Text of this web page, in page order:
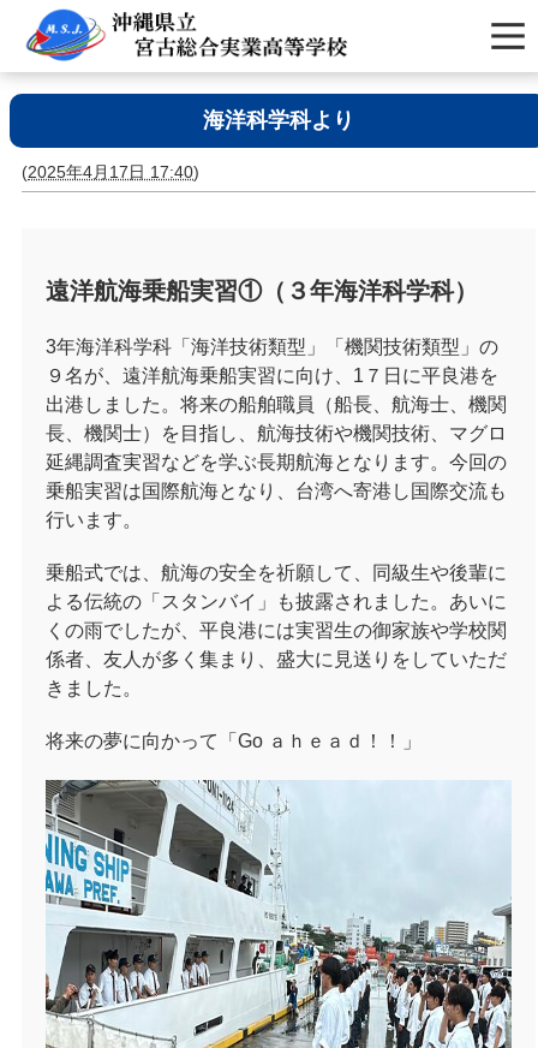
海洋科学科より
(2025年4月17日 17:40)
遠洋航海乗船実習①（３年海洋科学科）
3年海洋科学科「海洋技術類型」「機関技術類型」の
９名が、遠洋航海乗船実習に向け、 1 ７日に平良港を
出港しました。将来の船舶職員（船長、航海士、機関
長、機関士）を目指し、航海技術や機関技術、マグロ
延縄調査実習などを学ぶ長期航海となります。今回の
乗船実習は国際航海となり、台湾へ寄港し国際交流も
行います。
乗船式では、航海の安全を祈願して、同級生や後輩に
よる伝統の「スタンバイ」も披露されました。あいに
くの雨でしたが、平良港には実習生の御家族や学校関
係者、友人が多く集まり、盛大に見送りをしていただ
きました。
将来の夢に向かって「 Go ａｈｅａｄ！！」